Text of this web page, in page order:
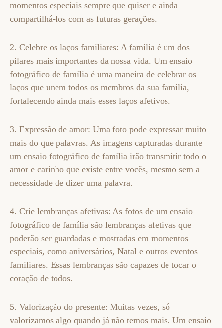
momentos especiais sempre que quiser e ainda
compartilhá-los com as futuras gerações.
2. Celebre os laços familiares: A família é um dos
pilares mais importantes da nossa vida. Um ensaio
fotográfico de família é uma maneira de celebrar os
laços que unem todos os membros da sua família,
fortalecendo ainda mais esses laços afetivos.
3. Expressão de amor: Uma foto pode expressar muito
mais do que palavras. As imagens capturadas durante
um ensaio fotográfico de família irão transmitir todo o
amor e carinho que existe entre vocês, mesmo sem a
necessidade de dizer uma palavra.
4. Crie lembranças afetivas: As fotos de um ensaio
fotográfico de família são lembranças afetivas que
poderão ser guardadas e mostradas em momentos
especiais, como aniversários, Natal e outros eventos
familiares. Essas lembranças são capazes de tocar o
coração de todos.
5. Valorização do presente: Muitas vezes, só
valorizamos algo quando já não temos mais. Um ensaio